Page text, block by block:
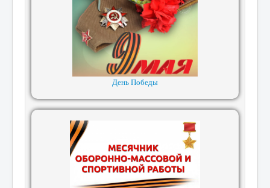
День Победы